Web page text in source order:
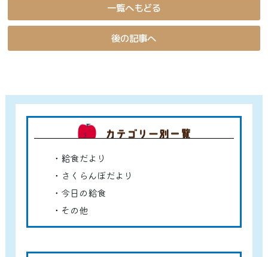
一覧へもどる
後の記事へ
給食だより
さくらんぼだより
今日の給食
その他